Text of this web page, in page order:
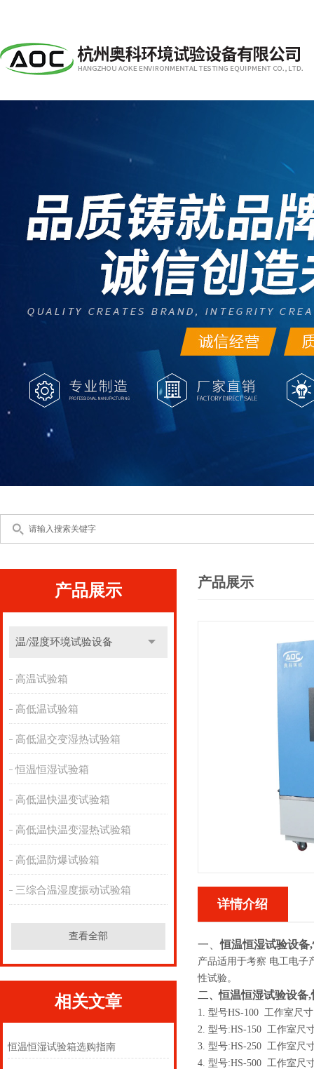
产品展示
温/湿度环境试验设备
高温试验箱
高低温试验箱
高低温交变湿热试验箱
恒温恒湿试验箱
高低温快温变试验箱
高低温快温变湿热试验箱
高低温防爆试验箱
三综合温湿度振动试验箱
查看全部
相关文章
恒温恒湿试验箱选购指南
产品展示
详情介绍
一、恒温恒湿试验设备,
产品适用于考察 电工电子
性试验。
二 、恒温恒湿试验设备,
1. 型号HS-100 工作室尺寸
2. 型号:HS-150 工作室尺
3. 型号:HS-250 工作室尺
4. 型号:HS-500 工作室尺